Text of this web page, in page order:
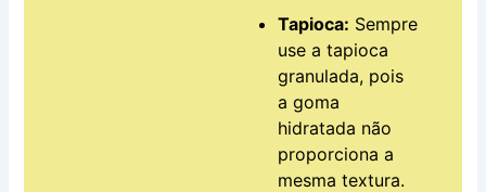
Tapioca: Sempre
use a tapioca
granulada, pois
a goma
hidratada não
proporciona a
mesma textura.